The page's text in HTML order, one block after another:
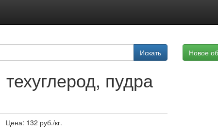
Искать Новое
пудра
Цена: 132 руб./кг.